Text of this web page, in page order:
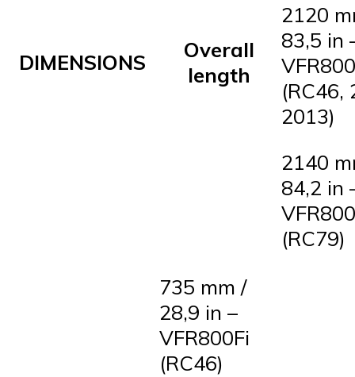
DIMENSIONS
Overall
length
2120
83,5 in
(RC46,
2013)
2140
84,2 in
(RC79)
735 mm /
28,9 in –
VFR800Fi
(RC46)